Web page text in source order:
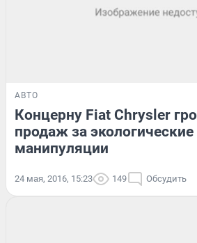
АВТО
Концерну Fiat Chrysler
продаж за экологические
манипуляции
24 мая, 2016, 15:23 149 Обсудить